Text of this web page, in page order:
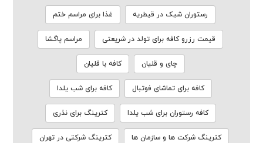
رستوران شیک در قیطریه غذا برای مراسم ختم
قیمت رزرو کافه برای تولد در شریعتی مراسم پاگشا
چای و قلیان کافه با قلیان
کافه برای تماشای فوتبال کافه برای شب یلدا
کافه رستوران برای شب یلدا کترینگ برای نذری
کترینگ شرکت ها و سازمان ها کترینگ شرکتی در تهران